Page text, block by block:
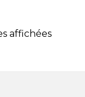
affichées